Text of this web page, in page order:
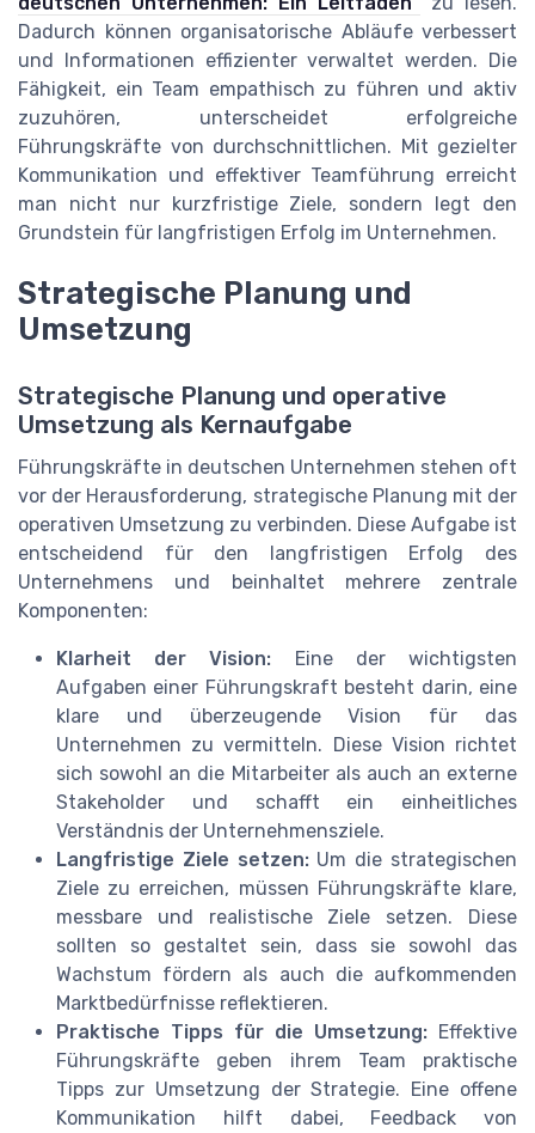
Dadurch können organisatorische Abläufe verbessert
und Informationen effizienter verwaltet werden. Die
Fähigkeit, ein Team empathisch zu führen und aktiv
zuzuhören, unterscheidet erfolgreiche
Führungskräfte von durchschnittlichen. Mit gezielter
Kommunikation und effektiver Teamführung erreicht
man nicht nur kurzfristige Ziele, sondern legt den
Grundstein für langfristigen Erfolg im Unternehmen.
Strategische Planung und
Umsetzung
Strategische Planung und operative
Umsetzung als Kernaufgabe
Führungskräfte in deutschen Unternehmen stehen oft
vor der Herausforderung, strategische Planung mit der
operativen Umsetzung zu verbinden. Diese Aufgabe ist
entscheidend für den langfristigen Erfolg des
Unternehmens und beinhaltet mehrere zentrale
Komponenten:
Klarheit der Vision: Eine der wichtigsten
Aufgaben einer Führungskraft besteht darin, eine
klare und überzeugende Vision für das
Unternehmen zu vermitteln. Diese Vision richtet
sich sowohl an die Mitarbeiter als auch an externe
Stakeholder und schafft ein einheitliches
Verständnis der Unternehmensziele.
Langfristige Ziele setzen:Um die strategischen
Ziele zu erreichen, müssen Führungskräfte klare,
messbare und realistische Ziele setzen. Diese
sollten so gestaltet sein, dass sie sowohl das
Wachstum fördern als auch die aufkommenden
Marktbedürfnisse reflektieren.
Praktische Tipps für die Umsetzung: Effektive
Führungskräfte geben ihrem Team praktische
Tipps zur Umsetzung der Strategie. Eine offene
Kommunikation hilft dabei, Feedback von